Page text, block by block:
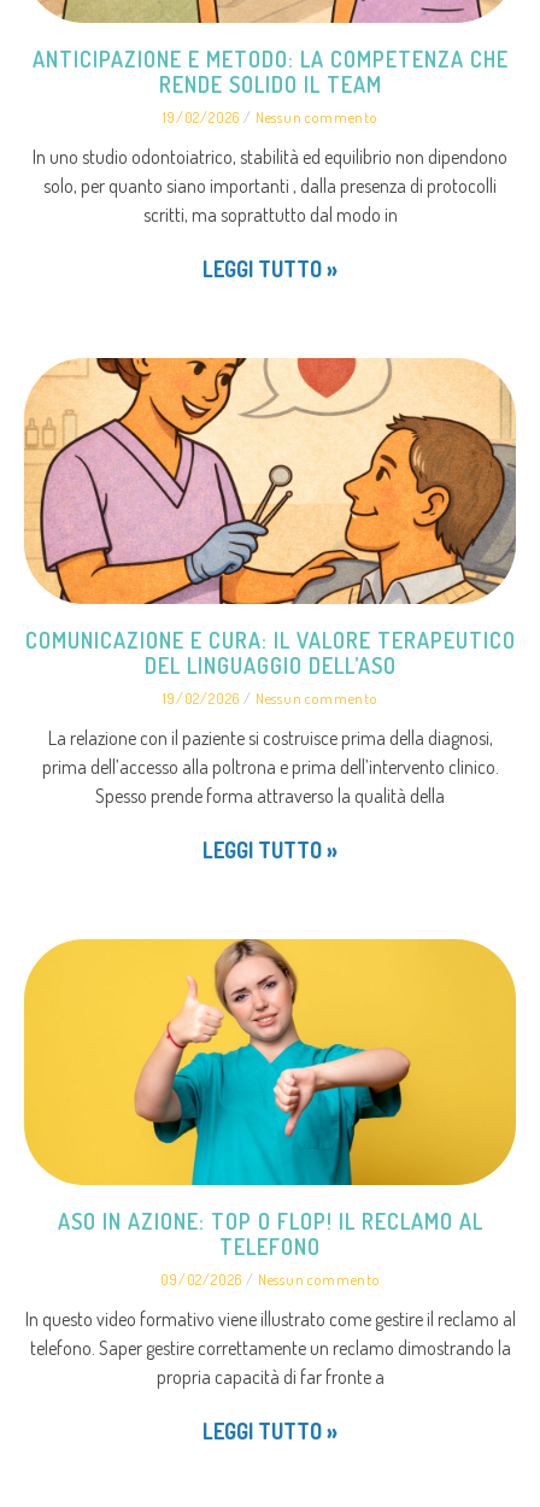
ANTICIPAZIONE E METODO: LA COMPETENZA CHE
RENDE SOLIDO IL TEAM
19/02/2026 Nessun commento
In uno studio odontoiatrico, stabilità ed equilibrio non dipendono
solo, per quanto siano importanti , dalla presenza di protocolli
scritti, ma soprattutto dal modo in
LEGGI TUTTO »
COMUNICAZIONE E CURA: IL VALORE TERAPEUTICO
DEL LINGUAGGIO DELL’ASO
19/02/2026 Nessun commento
La relazione con il paziente si costruisce prima della diagnosi,
prima dell’accesso alla poltrona e prima dell’intervento clinico.
Spesso prende forma attraverso la qualità della
LEGGI TUTTO »
ASO IN AZIONE: TOP O FLOP! IL RECLAMO AL
TELEFONO
09/02/2026 Nessun commento
In questo video formativo viene illustrato come gestire il reclamo al
telefono. Saper gestire correttamente un reclamo dimostrando la
propria capacità di far fronte a
LEGGI TUTTO »